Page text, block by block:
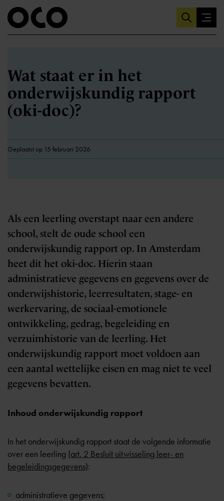
Wat staat er in het
onderwijskundig rapport
(oki-doc)?
Geplaatst op 15 februari 2026
Als een leerling overstapt naar een andere
school, stelt de oude school een
onderwijskundig rapport op. In Amsterdam
heet dit het oki-doc. Hierin staan
administratieve gegevens en gegevens over de
onderwijshistorie, leerresultaten, stage- en
werkervaring, de sociaal-emotionele
ontwikkeling, gedrag, begeleiding en
verzuimhistorie van de leerling. Het
onderwijskundig rapport moet voldoen aan
een aantal wettelijke eisen en mag niet te veel
gegevens bevatten.
Inhoud onderwijskundig rapport
In het onderwijskundig rapport staat de volgende informatie
over een leerling (art. 2 Besluit uitwisseling leer- en
begeleidingsgegevens):
administratieve gegevens;